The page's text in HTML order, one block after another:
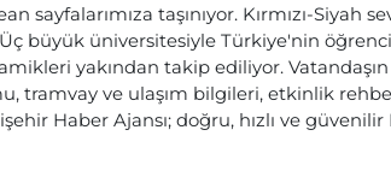
taşınıyor. Kırmızı-Siyah
büyük üniversitesiyle Türkiye'nin
yakından takip ediliyor. Vatandaşın
tramvay ve ulaşım bilgileri, etkinlik
Haber Ajansı; doğru, hızlı ve